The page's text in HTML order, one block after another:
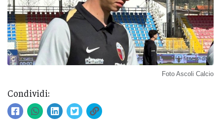
Foto Ascoli Calcio
Condividi: